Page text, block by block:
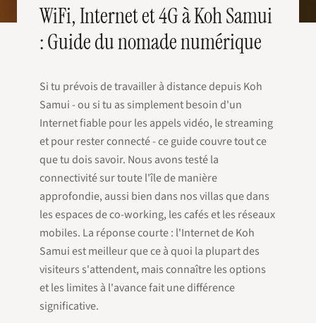
WiFi, Internet et 4G à Koh Samui
: Guide du nomade numérique
Si tu prévois de travailler à distance depuis Koh
Samui - ou si tu as simplement besoin d'un
Internet fiable pour les appels vidéo, le streaming
et pour rester connecté - ce guide couvre tout ce
que tu dois savoir. Nous avons testé la
connectivité sur toute l'île de manière
approfondie, aussi bien dans nos villas que dans
les espaces de co-working, les cafés et les réseaux
mobiles. La réponse courte : l'Internet de Koh
Samui est meilleur que ce à quoi la plupart des
visiteurs s'attendent, mais connaître les options
et les limites à l'avance fait une différence
significative.